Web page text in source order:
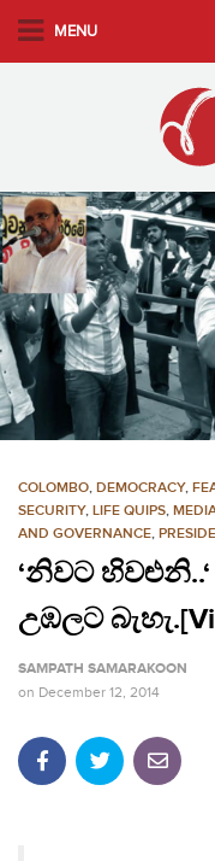
m
a
i
n
c
o
n
t
e
MENU
COLOMBO, DEMOCRACY,
SECURITY, LIFE QUIPS,
AND GOVERNANCE,
‘නිවට
උඹලට
SAMPATH SAMARAKOON
on December 12, 2014